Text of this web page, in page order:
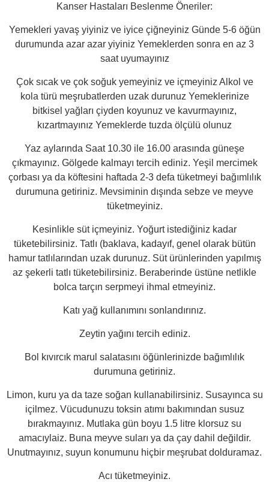
Kanser Hastaları Beslenme Öneriler:
Yemekleri yavaş yiyiniz ve iyice çiğneyiniz Günde 5-6 öğün
durumunda azar azar yiyiniz Yemeklerden sonra en az 3
saat uyumayınız
Çok sıcak ve çok soğuk yemeyiniz ve içmeyiniz Alkol ve
kola türü meşrubatlerden uzak durunuz Yemeklerinize
bitkisel yağları çiyden koyunuz ve kavurmayınız,
kızartmayınız Yemeklerde tuzda ölçülü olunuz
Yaz aylarında Saat 10.30 ile 16.00 arasında güneşe
çıkmayınız. Gölgede kalmayı tercih ediniz. Yeşil mercimek
çorbası ya da köftesini haftada 2-3 defa tüketmeyi bağımlılık
durumuna getiriniz. Mevsiminin dışında sebze ve meyve
tüketmeyiniz.
Kesinlikle süt içmeyiniz. Yoğurt istediğiniz kadar
tüketebilirsiniz. Tatlı (baklava, kadayıf, genel olarak bütün
hamur tatlılarından uzak durunuz. Süt ürünlerinden yapılmış
az şekerli tatlı tüketebilirsiniz. Beraberinde üstüne netlikle
bolca tarçın serpmeyi ihmal etmeyiniz.
Katı yağ kullanımını sonlandırınız.
Zeytin yağını tercih ediniz.
Bol kıvırcık marul salatasını öğünlerinizde bağımlılık
durumuna getiriniz.
Limon, kuru ya da taze soğan kullanabilirsiniz. Susayınca su
içilmez. Vücudunuzu toksin atımı bakımından susuz
bırakmayınız. Mutlaka gün boyu 1.5 litre klorsuz su
amacıylaiz. Buna meyve suları ya da çay dahil değildir.
Unutmayınız, suyun konumunu hiçbir meşrubat dolduramaz.
Acı tüketmeyiniz.